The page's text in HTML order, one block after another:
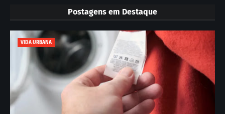
Postagens em Destaque
VIDA URBANA